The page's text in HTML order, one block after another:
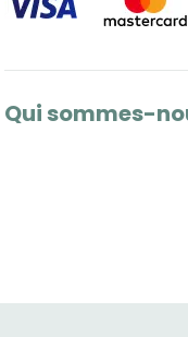
Qui sommes-